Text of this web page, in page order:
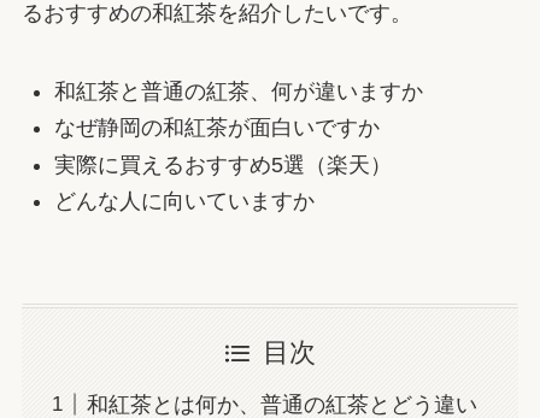
るおすすめの和紅茶を紹介したいです。
和紅茶と普通の紅茶、何が違いますか
なぜ静岡の和紅茶が面白いですか
実際に買えるおすすめ5選（楽天）
どんな人に向いていますか
目次
和紅茶とは何か、普通の紅茶とどう違い